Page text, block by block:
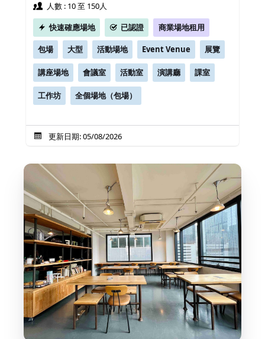
人數 : 10 至 150人
快速確應場地
已認證 商業場地租用
包場 大型 活動場地 Event Venue 展覽
講座場地 會議室 活動室 演講廳 課室
工作坊 全個場地（包場）
更新日期: 05/08/2026